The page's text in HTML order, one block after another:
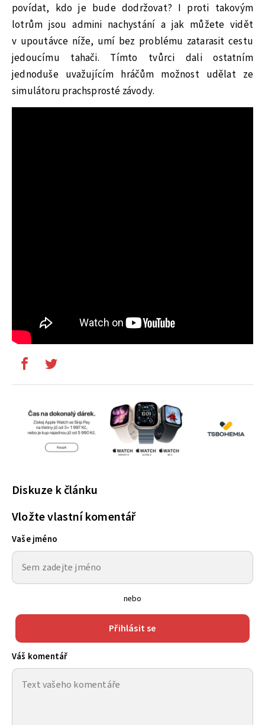
povídat, kdo je bude dodržovat? I proti takovým
lotrům jsou admini nachystání a jak můžete vidět
v upoutávce níže, umí bez problému zatarasit cestu
jedoucímu tahači. Tímto tvůrci dali ostatním
jednoduše uvažujícím hráčům možnost udělat ze
simulátoru prachsprosté závody.
Diskuze k článku
Vložte vlastní komentář
Vaše jméno
nebo
Přihlásit se
Váš komentář